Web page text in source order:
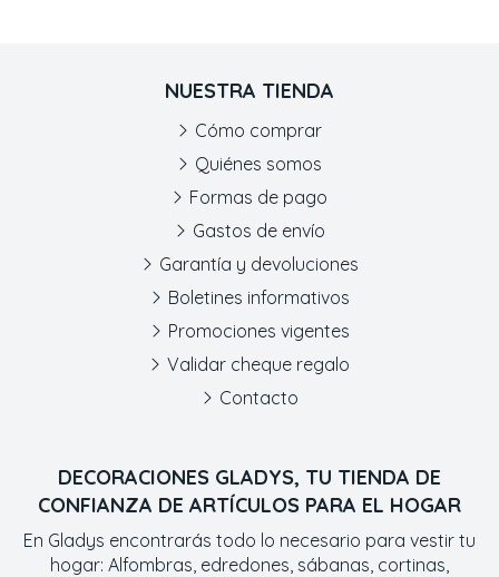
DECORACIONES GLADYS, TU TIENDA DE
CONFIANZA DE ARTÍCULOS PARA EL HOGAR
En Gladys encontrarás todo lo necesario para vestir tu
hogar: Alfombras, edredones, sábanas, cortinas,
NUESTRA TIENDA
Cómo comprar
Quiénes somos
Formas de pago
Gastos de envío
Garantía y devoluciones
Boletines informativos
Promociones vigentes
Validar cheque regalo
Contacto